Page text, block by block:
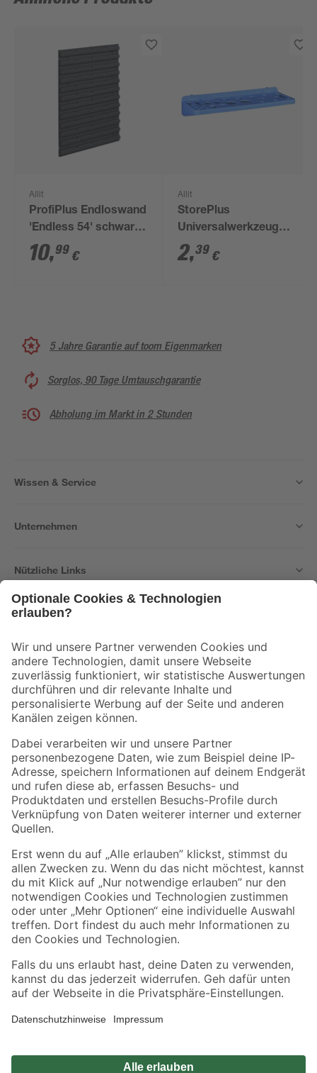
Allit
ProfiPlus Endloswand
'Endless 54' schwarz
45 x 2 x 54 cm
10,99 €
Allit
StorePlus
Universalwerkzeughalter
'Flex P 24' gelb 23 x
9,5 x 4,5 cm
2,39 €
5 Jahre Garantie auf toom Eigenmarken
Sorglos, 90 Tage Umtauschgarantie
Abholung im Markt in 2 Stunden
Wissen & Service
Unternehmen
Nützliche Links
Der toom Newsletter: Keine Angebote und Aktionen mehr verpassen!
Zur Newsletter Anmeldung
Folge uns
Zahlungsarten Versandarten
Sicher einkaufen
Jetzt die toom-App herunterladen
Alle Preisangaben in EUR inkl. gesetzl. MwSt.. Die dargestellten Angebote sind unter
Umständen nicht in allen Märkten verfügbar. Die angegebenen Verfügbarkeiten beziehen
Produkte nur solange der Vorrat reicht.
*Paketversand ab 59 € versandkostenfrei, gilt nicht für Artikel mit Speditionsversand, hier
Privatsphäre Impressum